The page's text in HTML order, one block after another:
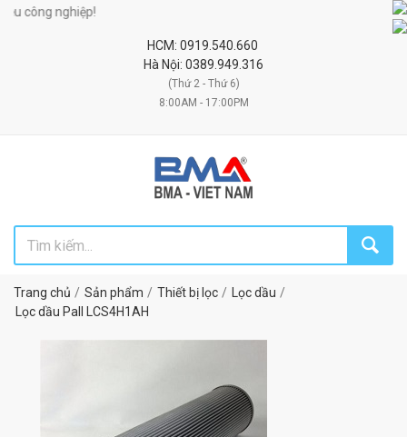
nghiệp!
HCM: 0919.540.660
Hà Nội: 0389.949.316
(Thứ 2 - Thứ 6)
8:00AM - 17:00PM
Trang chủ Sản phẩm Thiết bị lọc
Lọc dầu
Lọc dầu Pall LCS4H1AH